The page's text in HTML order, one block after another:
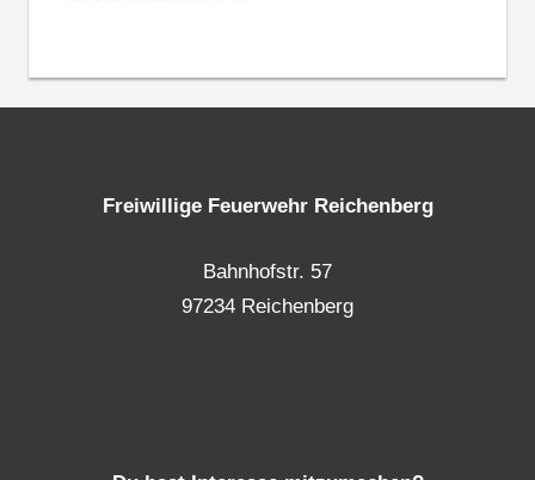
Freiwillige Feuerwehr Reichenberg
Bahnhofstr. 57
97234 Reichenberg